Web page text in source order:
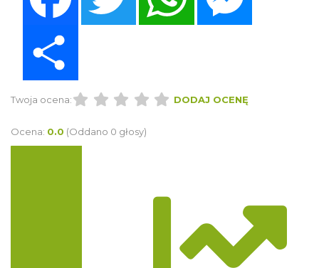
Twoja ocena: DODAJ OCENĘ
Ocena: 0.0 (Oddano 0 głosy)
Trasa